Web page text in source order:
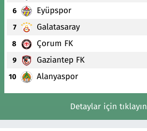
6 Eyüpspor
7 Galatasaray
8 Çorum FK
9 Gaziantep FK
10 Alanyaspor
Detaylar için tıklayın